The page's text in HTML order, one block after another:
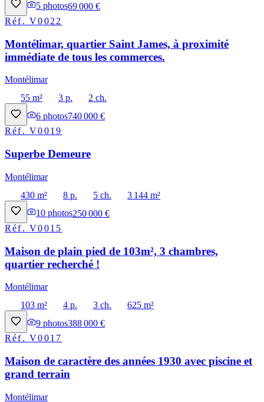
5 photos69 000 €
Réf.V0022
Montélimar, quartier Saint James, à proximité
immédiate de tous les commerces.
Montélimar
55 m²
3 p.
2 ch.
6 photos740 000 €
Réf.V0019
Superbe Demeure
Montélimar
430 m²
8 p. 5 ch.
3 144 m²
10 photos250 000 €
Réf.V0015
Maison de plain pied de 103m², 3 chambres,
quartier recherché !
Montélimar
103 m²
4 p. 3 ch.
625 m²
9 photos388 000 €
Réf.V0017
Maison de caractère des années 1930 avec piscine et
grand terrain
Montélimar